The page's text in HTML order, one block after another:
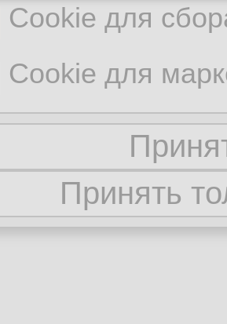
Cookie для
Cookie для